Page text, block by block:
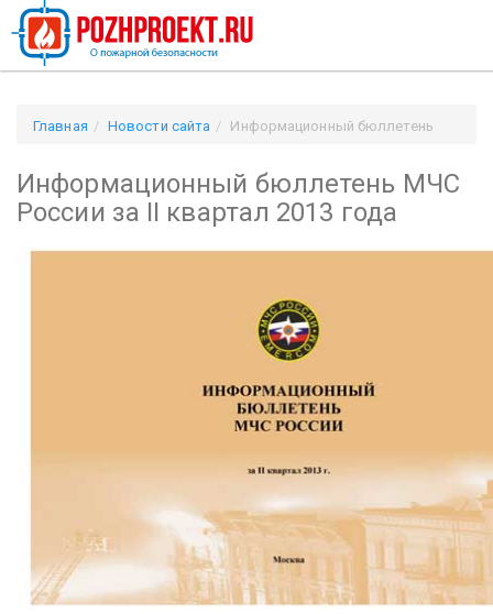
Главная Новости сайта
Информационный бюллетень
Информационный бюллетень МЧС
России за II квартал 2013 года